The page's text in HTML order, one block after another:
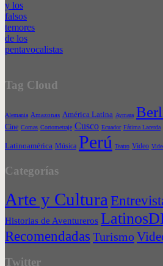
Tag Cloud
Alemania Amazonas América Latina Aymara
Cine Comas Cortometraje Cusco Ecuador Fátima Lacerda
Latinoamérica Música Perú Teatro Video
Categorías
Arte y Cultura
Historias de Aventureros
Recomendadas Turismo
Twitter